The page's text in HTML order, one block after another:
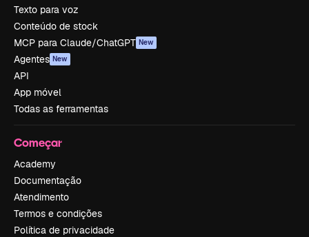
Texto para voz
Conteúdo de stock
MCP para Claude/ChatGPT New
Agentes New
API
App móvel
Todas as ferramentas
Começar
Academy
Documentação
Atendimento
Termos e condições
Política de privacidade